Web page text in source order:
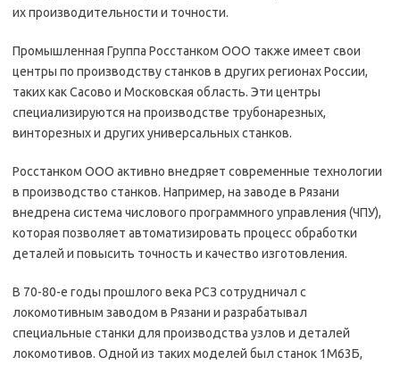
их производительности и точности.
Промышленная Группа Росстанком ООО также имеет свои
центры по производству станков в других регионах России,
таких как Сасово и Московская область. Эти центры
специализируются на производстве трубонарезных,
винторезных и других универсальных станков.
Росстанком ООО активно внедряет современные технологии
в производство станков. Например, на заводе в Рязани
внедрена система числового программного управления (ЧПУ),
которая позволяет автоматизировать процесс обработки
деталей и повысить точность и качество изготовления.
В 70-80-е годы прошлого века РСЗ сотрудничал с
локомотивным заводом в Рязани и разрабатывал
специальные станки для производства узлов и деталей
локомотивов. Одной из таких моделей был станок 1М63Б,